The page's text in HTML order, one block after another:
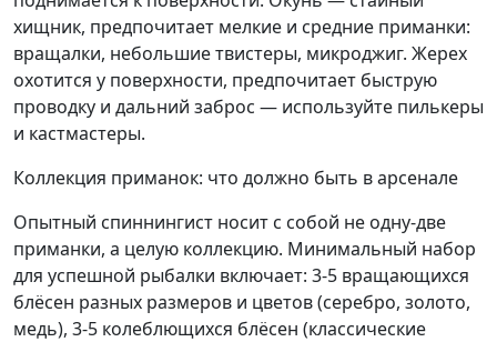
хищник, предпочитает мелкие и средние приманки:
вращалки, небольшие твистеры, микроджиг. Жерех
охотится у поверхности, предпочитает быструю
проводку и дальний заброс — используйте пилькеры
и кастмастеры.
Коллекция приманок: что должно быть в арсенале
Опытный спиннингист носит с собой не одну-две
приманки, а целую коллекцию. Минимальный набор
для успешной рыбалки включает: 3-5 вращающихся
блёсен разных размеров и цветов (серебро, золото,
медь), 3-5 колеблющихся блёсен (классические